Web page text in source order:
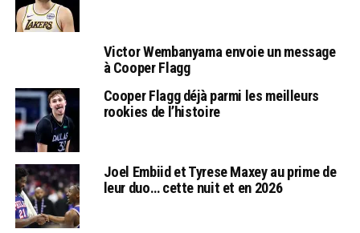
Victor Wembanyama envoie un message
à Cooper Flagg
Cooper Flagg déjà parmi les meilleurs
rookies de l’histoire
Joel Embiid et Tyrese Maxey au prime de
leur duo… cette nuit et en 2026